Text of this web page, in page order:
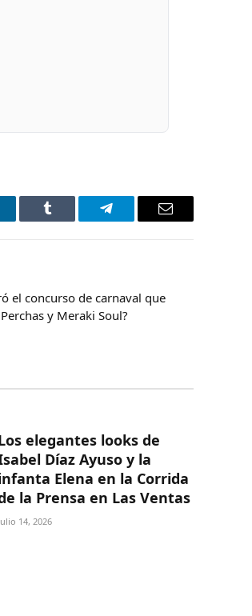
Tumblr Telegram Email
el concurso de carnaval que
y Meraki Soul?
elegantes looks de
Díaz Ayuso y la
Elena en la Corrida
la Prensa en Las Ventas
14, 2026